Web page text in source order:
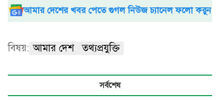
আমার দেশের খবর পেতে গুগল নিউজ চ্যানেল ফলো করুন
বিষয়: আমার দেশ তথ্যপ্রযুক্তি
সর্বশেষ